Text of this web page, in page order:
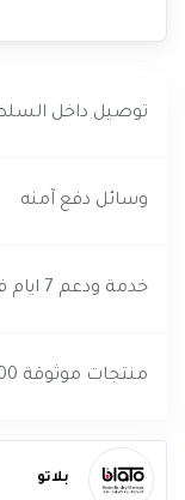
توصيل داخل
وسائل دفع آمنه
خدمة ودعم 7 ايام في الاسبوع
منتجات موثوقة 100%
بلاتو